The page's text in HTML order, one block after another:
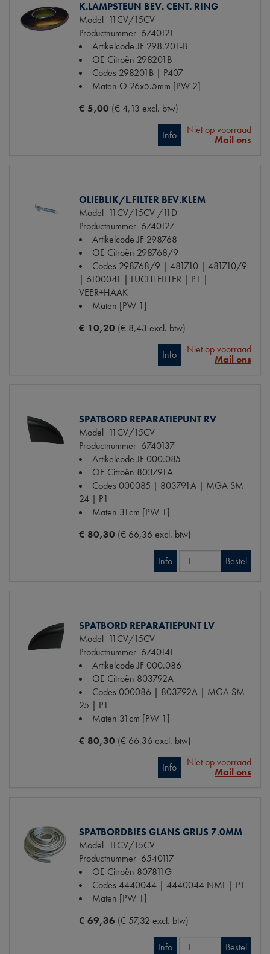
K.LAMPSTEUN BEV. CENT. RING
Model 11CV/15CV
Productnummer 6740121
Artikelcode JF 298.201-B
OE Citroën 298201B
Codes 298201B | P407
Maten O 26x5.5mm [PW 2]
€ 5,00 (€ 4,13 excl. btw)
Info
Niet op voorraad
Mail ons
OLIEBLIK/L.FILTER BEV.KLEM
Model 11CV/15CV /11D
Productnummer 6740127
Artikelcode JF 298768
OE Citroën 298768/9
Codes 298768/9 | 481710 | 481710/9
| 6100041 | LUCHTFILTER | P1 |
VEER+HAAK
Maten [PW 1]
€ 10,20 (€ 8,43 excl. btw)
Info
Niet op voorraad
Mail ons
SPATBORD REPARATIEPUNT RV
Model 11CV/15CV
Productnummer 6740137
Artikelcode JF000.085
OE Citroën 803791A
Codes 000085 | 803791A | MGA SM
24 | P1
Maten 31cm [PW 1]
€ 80,30 (€ 66,36 excl. btw)
Info Bestel
SPATBORD REPARATIEPUNT LV
Model 11CV/15CV
Productnummer 6740141
Artikelcode JF000.086
OE Citroën 803792A
Codes 000086 | 803792A | MGA SM
25 | P1
Maten 31cm [PW 1]
€ 80,30 (€ 66,36 excl. btw)
Info
Niet op voorraad
Mail ons
SPATBORDBIES GLANS GRIJS 7.0MM
Model 11CV/15CV
Productnummer 6540117
OE Citroën 807811G
Codes 4440044 | 4440044 NML | P1
Maten [PW 1]
€ 69,36 (€ 57,32 excl. btw)
Info Bestel